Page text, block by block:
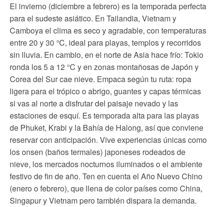
El invierno (diciembre a febrero) es la temporada perfecta
para el sudeste asiático. En Tailandia, Vietnam y
Camboya el clima es seco y agradable, con temperaturas
entre 20 y 30 °C, ideal para playas, templos y recorridos
sin lluvia. En cambio, en el norte de Asia hace frío: Tokio
ronda los 5 a 12 °C y en zonas montañosas de Japón y
Corea del Sur cae nieve. Empaca según tu ruta: ropa
ligera para el trópico o abrigo, guantes y capas térmicas
si vas al norte a disfrutar del paisaje nevado y las
estaciones de esquí. Es temporada alta para las playas
de Phuket, Krabi y la Bahía de Halong, así que conviene
reservar con anticipación. Vive experiencias únicas como
los onsen (baños termales) japoneses rodeados de
nieve, los mercados nocturnos iluminados o el ambiente
festivo de fin de año. Ten en cuenta el Año Nuevo Chino
(enero o febrero), que llena de color países como China,
Singapur y Vietnam pero también dispara la demanda.